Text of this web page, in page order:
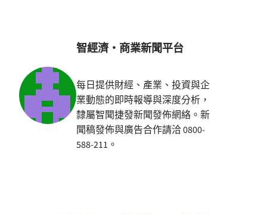
智經濟・商業新聞平台
每日提供財經、產業、投資與企
業動態的即時報導與深度分析，
隸屬智聞捷發新聞發佈網絡。新
聞稿發佈與廣告合作請洽 0800-
588-211。